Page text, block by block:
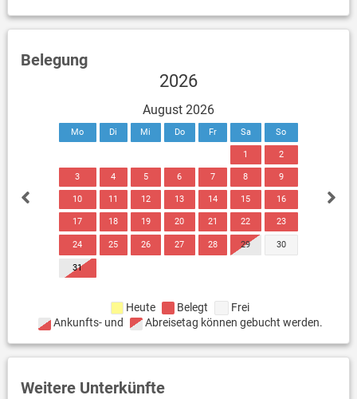
Belegung
2026
August 2026
Mo Di Mi Do Fr Sa So
1 2
3 4 5 6 7 8 9
10 11 12 13 14 15 16
17 18 19 20 21 22 23
24 25 26 27 28 29 30
31
Heute Belegt
Frei
Ankunfts- und
Abreisetag können gebucht werden.
Weitere Unterkünfte